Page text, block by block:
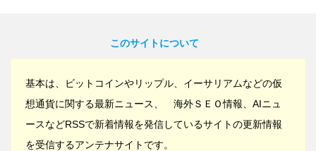
このサイトについて
基本は、ビットコインやリップル、イーサリアムなどの仮
想通貨に関する最新ニュース、 海外ＳＥＯ情報、AIニュ
ースなどRSSで新着情報を発信しているサイトの更新情報
を受信するアンテナサイトです。